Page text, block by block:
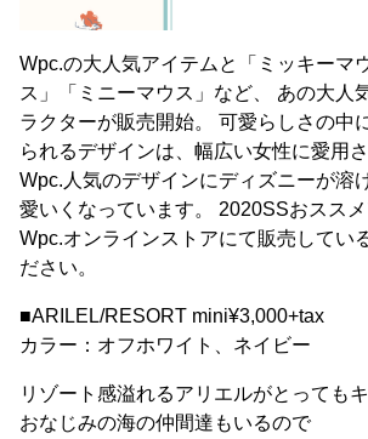
Wpc.の大人気アイテムと「ミッキーマ
ス」「ミニーマウス」など、 あの大人
ラクターが販売開始。 可愛らしさの中
られるデザインは、幅広い女性に愛用
Wpc.人気のデザインにディズニーが溶
愛いくなっています。 2020SSおススメ
Wpc.オンラインストアにて販売してい
ださい。
■ARILEL/RESORT mini¥3,000+tax
カラー：オフホワイト、ネイビー
リゾート感溢れるアリエルがとっても
おなじみの海の仲間達もいるので